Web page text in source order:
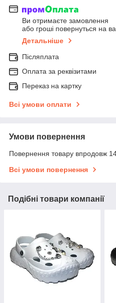
Ви отримаєте замовлення
або гроші повернуться на
Детальніше
Післяплата
Оплата за реквізитами
Переказ на картку
Всі умови оплати
Умови повернення
Повернення товару впродовж
Всі умови повернення
Подібні товари компанії